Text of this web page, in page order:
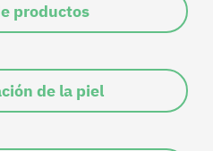
productos
de la piel